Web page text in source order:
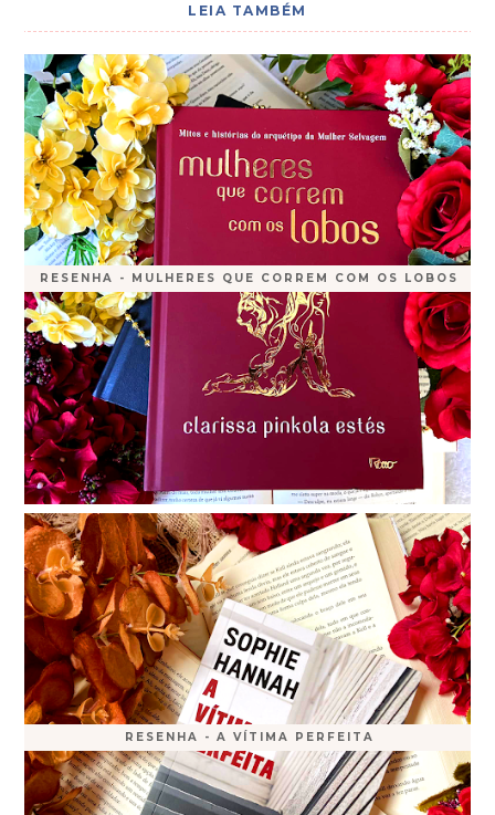
LEIA TAMBÉM
RESENHA - MULHERES QUE CORREM COM OS LOBOS
RESENHA - A VÍTIMA PERFEITA